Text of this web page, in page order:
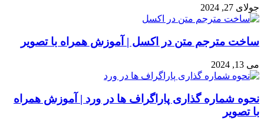
جولای 27, 2024
ساخت مترجم متن در اکسل | آموزش همراه با تصویر
می 13, 2024
نحوه شماره گذاری پاراگراف ها در ورد | آموزش همراه
با تصویر